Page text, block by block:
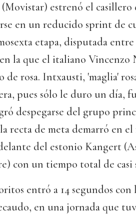
estrenó el casillero
en un reducido sprint de
etapa, disputada
la que el italiano Vincenzo
de rosa. Intxausti, 'maglia'
pues sólo le duro un día,
despegarse del grupo
recta de meta demarró en
del estonio Kangert
con un tiempo total de casi
entró a 14 segundos con
en una jornada que